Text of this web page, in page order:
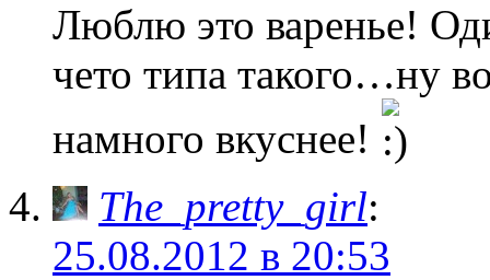
Люблю это варенье!
чето типа такого…ну
намного вкуснее!
The_pretty_girl:
25.08.2012 в 20:53